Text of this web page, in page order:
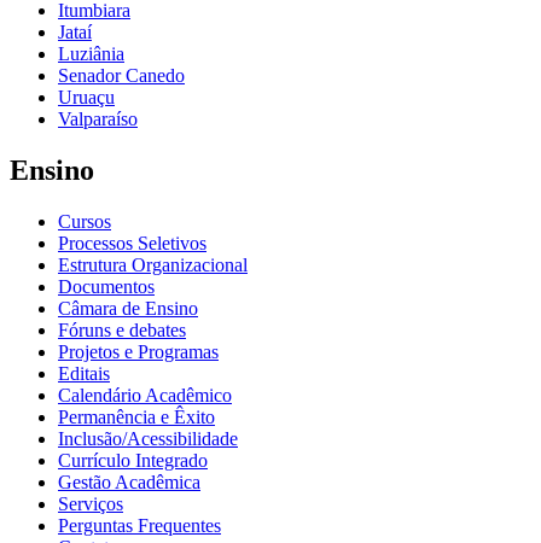
Itumbiara
Jataí
Luziânia
Senador Canedo
Uruaçu
Valparaíso
Ensino
Cursos
Processos Seletivos
Estrutura Organizacional
Documentos
Câmara de Ensino
Fóruns e debates
Projetos e Programas
Editais
Calendário Acadêmico
Permanência e Êxito
Inclusão/Acessibilidade
Currículo Integrado
Gestão Acadêmica
Serviços
Perguntas Frequentes